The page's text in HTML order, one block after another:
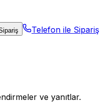
Telefon ile Sipariş
ve yanıtlar.